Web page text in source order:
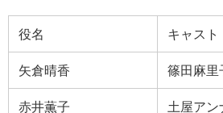
役名 キャスト
矢倉晴香 篠田麻里
赤井薫子 土屋アン